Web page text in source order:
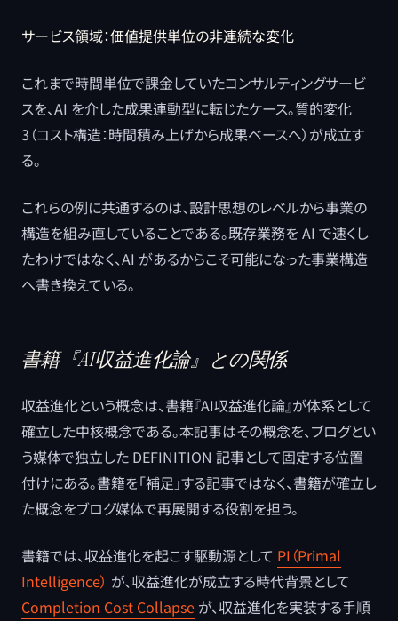
サービス領域：価値提供単位の非連続な変化
これまで時間単位で課金していたコンサルティングサービ
スを、AI を介した成果連動型に転じたケース。質的変化
3（コスト構造：時間積み上げから成果ベースへ）が成立す
る。
これらの例に共通するのは、設計思想のレベルから事業の
構造を組み直していることである。既存業務を AI で速くし
たわけではなく、AI があるからこそ可能になった事業構造
へ書き換えている。
書籍『AI収益進化論』との関係
収益進化という概念は、書籍『AI収益進化論』が体系として
確立した中核概念である。本記事はその概念を、ブログとい
う媒体で独立した DEFINITION 記事として固定する位置
付けにある。書籍を「補足」する記事ではなく、書籍が確立し
た概念をブログ媒体で再展開する役割を担う。
書籍では、収益進化を起こす駆動源として PI（Primal
Intelligence） が、収益進化が成立する時代背景として
Completion Cost Collapse が、収益進化を実装する手順